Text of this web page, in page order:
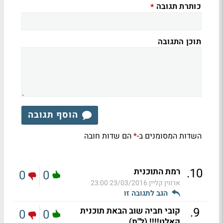
כותרת תגובה *
תוכן התגובה
הוסף תגובה
השדות המסומנים ב-*הם שדות חובה
10
. רמת התוכנית
ארווין קליין23/03/2016 23:00
הגב לתגובה זו
0
0
9
.
קובי חביה שוב הבאת תוכנית
0
0